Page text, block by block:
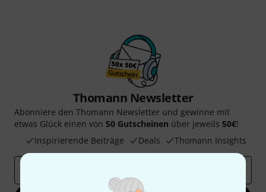
Thomann Newsletter
Abonniere den Thomann Newsletter und gewinne mit
etwas Glück einen von 50 Gutscheinen über jeweils 50€!
Inspirierende Beiträge
Deals Thomann Insights